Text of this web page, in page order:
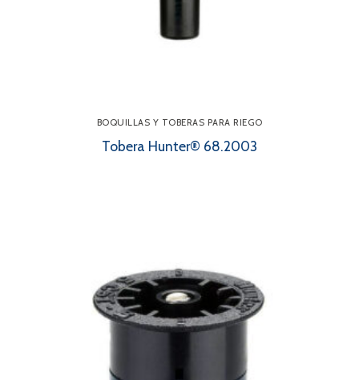
BOQUILLAS Y TOBERAS PARA RIEGO
Tobera Hunter® 68.2003